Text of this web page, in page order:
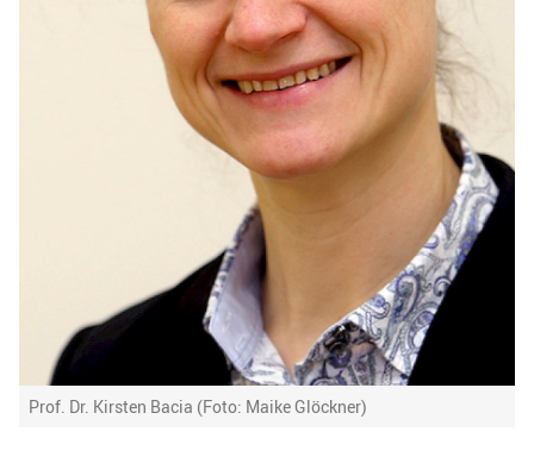
Prof. Dr. Kirsten Bacia (Foto: Maike Glöckner)